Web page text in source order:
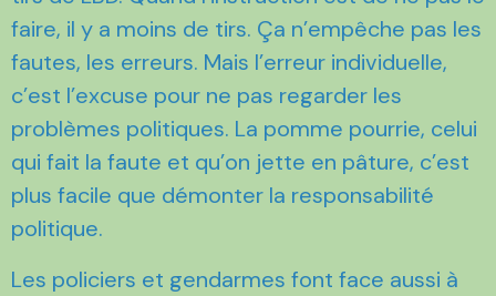
faire, il y a moins de tirs. Ça n’empêche pas les
fautes, les erreurs. Mais l’erreur individuelle,
c’est l’excuse pour ne pas regarder les
problèmes politiques. La pomme pourrie, celui
qui fait la faute et qu’on jette en pâture, c’est
plus facile que démonter la responsabilité
politique.
Les policiers et gendarmes font face aussi à